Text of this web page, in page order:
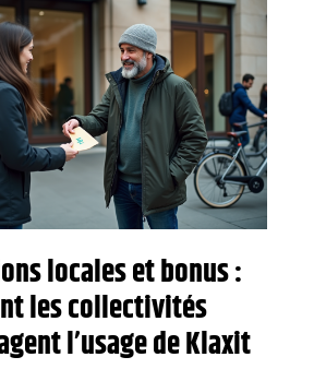
locales et bonus :
les collectivités
l’usage de Klaxit